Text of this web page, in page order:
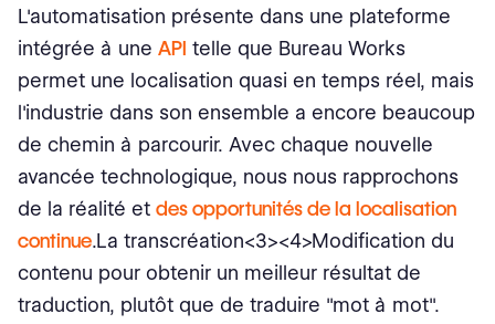
L'automatisation présente dans une plateforme
intégrée à une API telle que Bureau Works
permet une localisation quasi en temps réel, mais
l'industrie dans son ensemble a encore beaucoup
de chemin à parcourir. Avec chaque nouvelle
avancée technologique, nous nous rapprochons
de la réalité et des opportunités de la localisation
continue.La transcréation<3><4>Modification du
contenu pour obtenir un meilleur résultat de
traduction, plutôt que de traduire "mot à mot".